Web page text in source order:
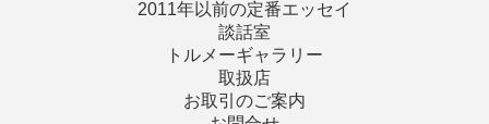
2011年以前の定番エッセイ
談話室
トルメーギャラリー
取扱店
お取引のご案内